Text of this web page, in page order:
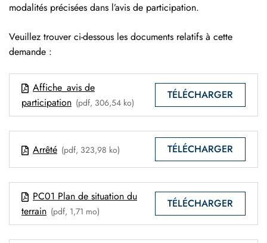
modalités précisées dans l’avis de participation.
Veuillez trouver ci-dessous les documents relatifs à cette
demande :
Affiche_avis de
participation (pdf, 306,54 ko)
TÉLÉCHARGER
Arrêté (pdf, 323,98 ko) TÉLÉCHARGER
PC01 Plan de situation du
terrain (pdf, 1,71 mo)
TÉLÉCHARGER